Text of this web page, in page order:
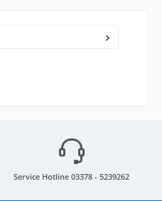
Service Hotline 03378 - 5239262